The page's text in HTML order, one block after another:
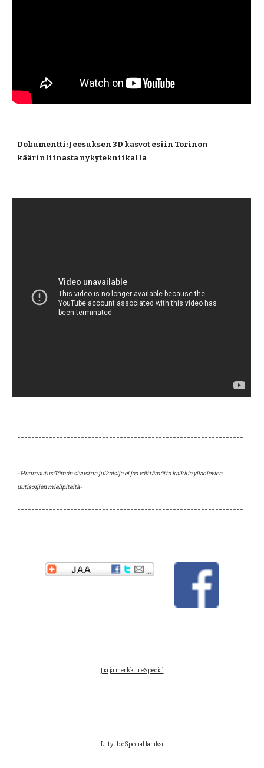
Dokumentti: Jeesuksen 3D kasvot esiin Torinon
käärinliinasta nykytekniikalla
----------------------------------------------------------------
------------
-Huomautus:Tämän sivuston julkaisija ei jaa välttämättä kaikkia ylläolevien
uutisoijien mielipiteitä-
----------------------------------------------------------------
------------
Jaa ja merkkaa eSpecial
Liity fb eSpecial faniksi